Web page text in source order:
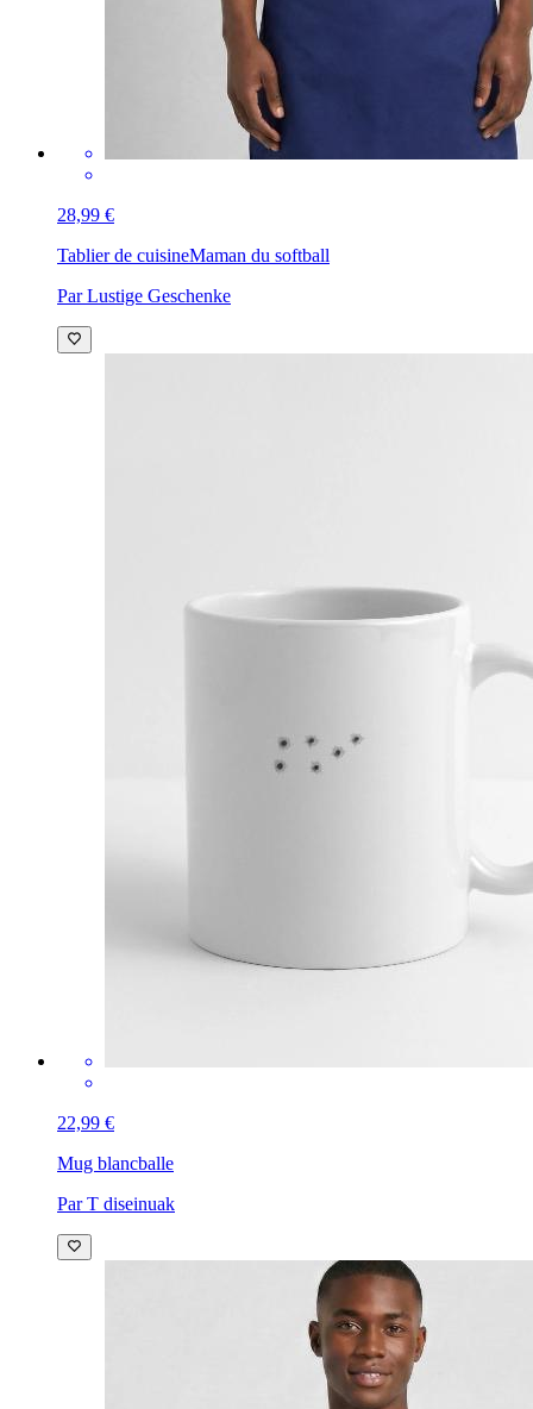
28,99 €
Tablier de cuisineMaman du softball
Par Lustige Geschenke
22,99 €
Mug blancballe
Par T diseinuak